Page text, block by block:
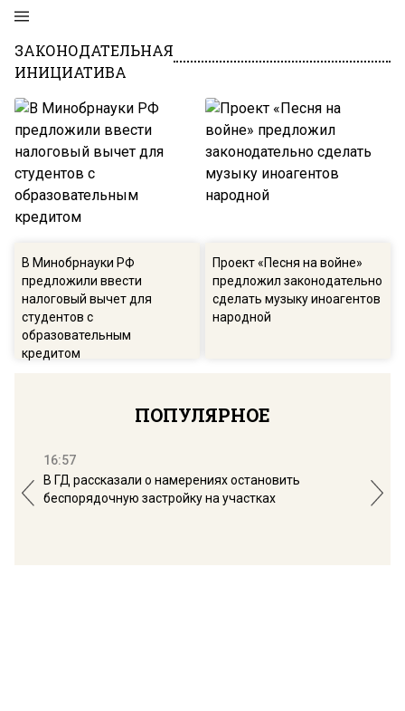
ЗАКОНОДАТЕЛЬНАЯ
ИНИЦИАТИВА
В Минобрнауки РФ
предложили ввести
налоговый вычет для
студентов с
образовательным
кредитом
Проект «Песня на войне»
предложил законодательно
сделать музыку иноагентов
народной
ПОПУЛЯРНОЕ
16:57
В ГД рассказали о намерениях остановить
беспорядочную застройку на участках